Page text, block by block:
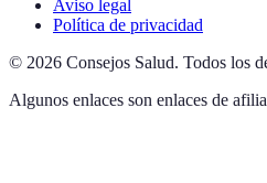
Aviso legal
Política de privacidad
© 2026 Consejos Salud. Todos los
Algunos enlaces son enlaces de